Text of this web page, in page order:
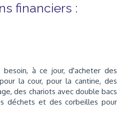
financiers :
besoin, à ce jour, d'acheter des
la cour, pour la cantine, des
des chariots avec double bacs
déchets et des corbeilles pour